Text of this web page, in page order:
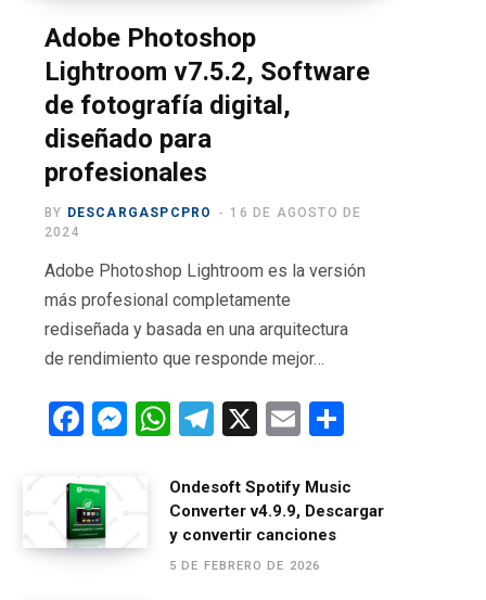
r
)
m
Adobe Photoshop
Lightroom v7.5.2, Software
de fotografía digital,
diseñado para
profesionales
BY DESCARGASPCPRO
16 DE AGOSTO DE
2024
Adobe Photoshop Lightroom es la versión
más profesional completamente
rediseñada y basada en una arquitectura
de rendimiento que responde mejor…
F
ce
b
o
M
g
W
at
s
A
T
e
gr
a
X
E
ail m
p
Ondesoft Spotify Music
Converter v4.9.9, Descargar
y convertir canciones
5 DE FEBRERO DE 2026